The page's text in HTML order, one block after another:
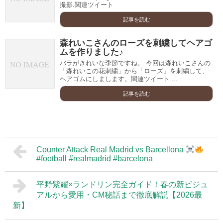
撮影.関連ツイート
記事を読む
森れいこさんのローズを刺繍してヘアゴ
ムを作りました♪
バラがきれいな季節ですね。 今回は森れいこさんの
「森れいこの花刺繍」から「ローズ」を刺繍して、
ヘアゴムにしまします。関連ツイート ...
記事を読む
Counter Attack Real Madrid vs Barcellona
#football #realmadrid #barcelona
平野紫耀×ランドリン完全ガイド！春の新ビジュ
アルから愛用・CM秘話まで徹底解説【2026最
新】